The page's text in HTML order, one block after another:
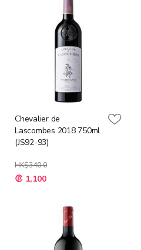
Chevalier de
Lascombes 2018 750ml
(JS92-93)
HK$340.0
特
殊 1,100